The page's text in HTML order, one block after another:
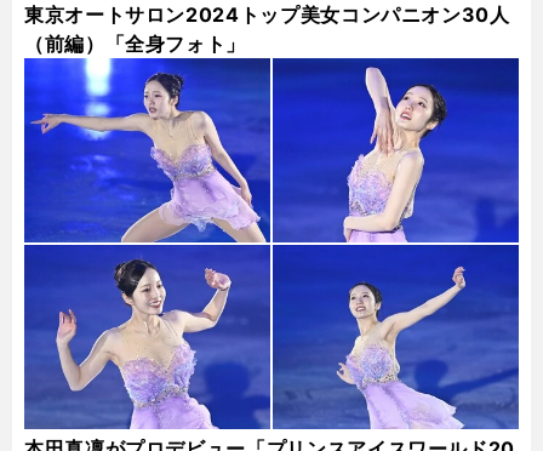
東京オートサロン2024トップ美女コンパニオン30人
（前編）「全身フォト」